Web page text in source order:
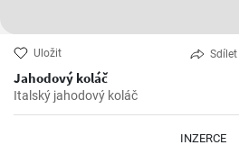
Uložit Sdílet
Jahodový koláč
Italský jahodový koláč
INZERCE